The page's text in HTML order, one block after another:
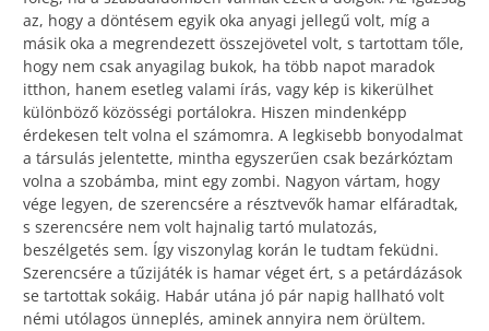
az, hogy a döntésem egyik oka anyagi jellegű volt, míg a
másik oka a megrendezett összejövetel volt, s tartottam tőle,
hogy nem csak anyagilag bukok, ha több napot maradok
itthon, hanem esetleg valami írás, vagy kép is kikerülhet
különböző közösségi portálokra. Hiszen mindenképp
érdekesen telt volna el számomra. A legkisebb bonyodalmat
a társulás jelentette, mintha egyszerűen csak bezárkóztam
volna a szobámba, mint egy zombi. Nagyon vártam, hogy
vége legyen, de szerencsére a résztvevők hamar elfáradtak,
s szerencsére nem volt hajnalig tartó mulatozás,
beszélgetés sem. Így viszonylag korán le tudtam feküdni.
Szerencsére a tűzijáték is hamar véget ért, s a petárdázások
se tartottak sokáig. Habár utána jó pár napig hallható volt
némi utólagos ünneplés, aminek annyira nem örültem.